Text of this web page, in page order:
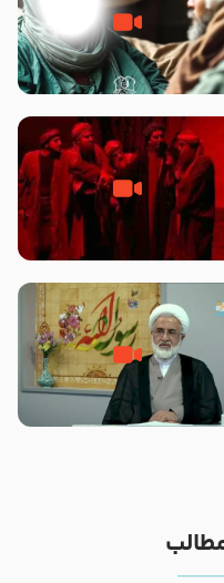
وصیتی که نوشته نشد (حدیث
قرطاس)
قسمتی از نوا نمایش بیرق ماندگار
بیان توطئه های منافقین پیش از
مادر داعش – حجت الاسلام جباری